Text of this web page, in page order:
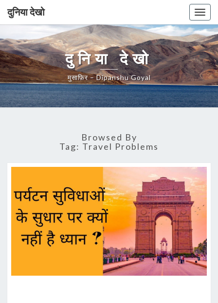
दुनिया देखो
दुनिया देखो
मुसाफ़िर – Dipanshu Goyal
Browsed By
Tag: Travel Problems